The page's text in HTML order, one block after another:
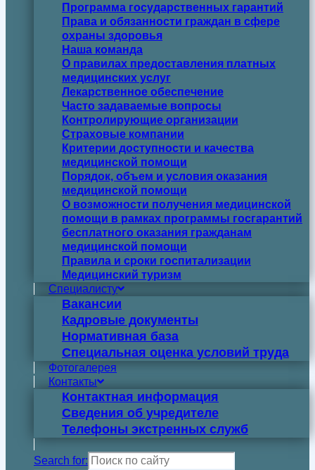
Программа государственных гарантий
Права и обязанности граждан в сфере
охраны здоровья
Наша команда
О правилах предоставления платных
медицинских услуг
Лекарственное обеспечение
Часто задаваемые вопросы
Контролирующие организации
Страховые компании
Критерии доступности и качества
медицинской помощи
Порядок, объем и условия оказания
медицинской помощи
О возможности получения медицинской
помощи в рамках программы госгарантий
бесплатного оказания гражданам
медицинской помощи
Правила и сроки госпитализации
Медицинский туризм
Специалисту
Вакансии
Кадровые документы
Нормативная база
Специальная оценка условий труда
Фотогалерея
Контакты
Контактная информация
Сведения об учредителе
Телефоны экстренных служб
Search for: